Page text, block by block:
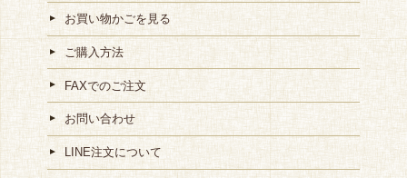
お買い物かごを見る
ご購入方法
FAXでのご注文
お問い合わせ
LINE注文について